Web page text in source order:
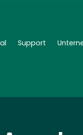
- Deutsch
Support